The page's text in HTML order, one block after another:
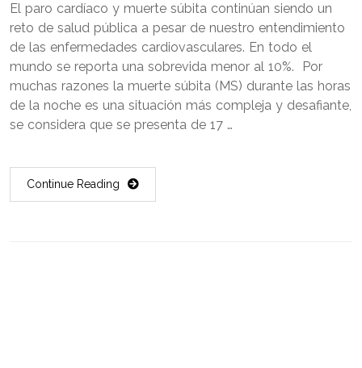
El paro cardíaco y muerte súbita continúan siendo un
reto de salud pública a pesar de nuestro entendimiento
de las enfermedades cardiovasculares. En todo el
mundo se reporta una sobrevida menor al 10%. Por
muchas razones la muerte súbita (MS) durante las horas
de la noche es una situación más compleja y desafiante,
se considera que se presenta de 17 …
Continue Reading